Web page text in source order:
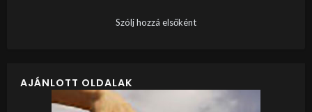
Szólj hozzá elsőként
AJÁNLOTT OLDALAK